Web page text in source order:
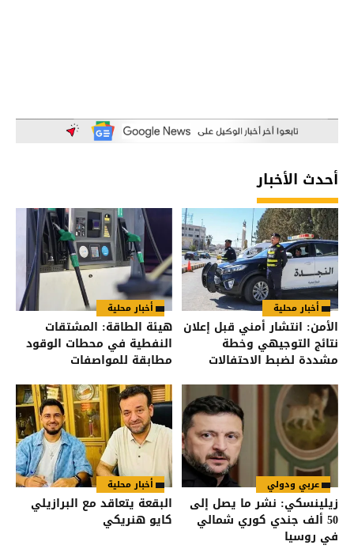
أحدث الأخبار
أخبار محلية
الأمن: انتشار أمني قبل إعلان
نتائج التوجيهي وخطة
مشددة لضبط الاحتفالات
أخبار محلية
هيئة الطاقة: المشتقات
النفطية في محطات الوقود
مطابقة للمواصفات
عربي ودولي
زيلينسكي: نشر ما يصل إلى
50 ألف جندي كوري شمالي
في روسيا
أخبار محلية
البقعة يتعاقد مع البرازيلي
كايو هنريكي